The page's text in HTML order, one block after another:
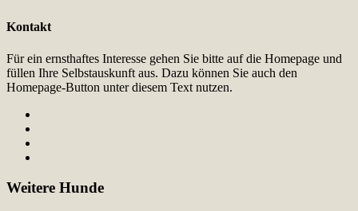
Kontakt
Für ein ernsthaftes Interesse gehen Sie bitte auf die Homepage und
füllen Ihre Selbstauskunft aus. Dazu können Sie auch den
Homepage-Button unter diesem Text nutzen.
Weitere Hunde